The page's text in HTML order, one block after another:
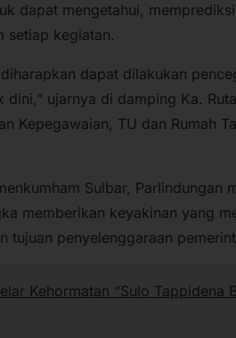
dapat mengetahui,
setiap kegiatan.
dapat dilakukan
ujarnya di damping Ka.
Kepegawaian, TU dan Rumah
Sulbar, Parlindungan
memberikan keyakinan yang
penyelenggaraan
Kehormatan “Sulo Tappidena